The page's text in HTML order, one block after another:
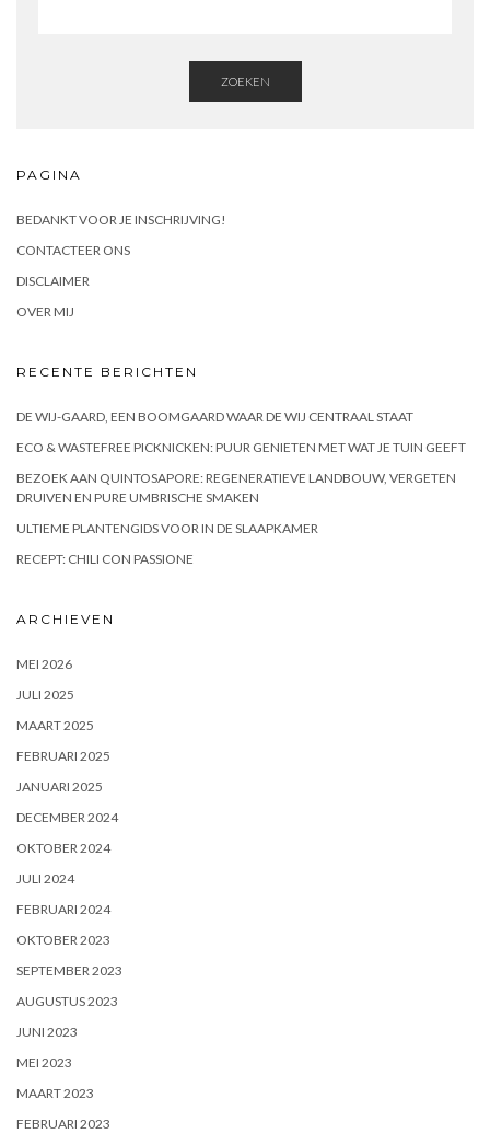
ZOEKEN
PAGINA
BEDANKT VOOR JE INSCHRIJVING!
CONTACTEER ONS
DISCLAIMER
OVER MIJ
RECENTE BERICHTEN
DE WIJ-GAARD, EEN BOOMGAARD WAAR DE WIJ CENTRAAL STAAT
ECO & WASTEFREE PICKNICKEN: PUUR GENIETEN MET WAT JE TUIN GEEFT
BEZOEK AAN QUINTOSAPORE: REGENERATIEVE LANDBOUW, VERGETEN
DRUIVEN EN PURE UMBRISCHE SMAKEN
ULTIEME PLANTENGIDS VOOR IN DE SLAAPKAMER
RECEPT: CHILI CON PASSIONE
ARCHIEVEN
MEI 2026
JULI 2025
MAART 2025
FEBRUARI 2025
JANUARI 2025
DECEMBER 2024
OKTOBER 2024
JULI 2024
FEBRUARI 2024
OKTOBER 2023
SEPTEMBER 2023
AUGUSTUS 2023
JUNI 2023
MEI 2023
MAART 2023
FEBRUARI 2023